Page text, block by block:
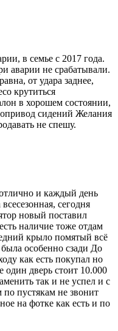
в семье с 2017 года.
аварии не срабатывали.
от удара заднее,
крутиться
в хорошем состоянии,
сидений Желания
не спешу.
и каждый день
сегодня
новый поставил
наличие тоже отдам
крыло помятый всё
особенно сзади До
как есть покупал но
один дверь стоит 10.000
так и не успел и с
пустякам не звонит
на фотке как есть и по